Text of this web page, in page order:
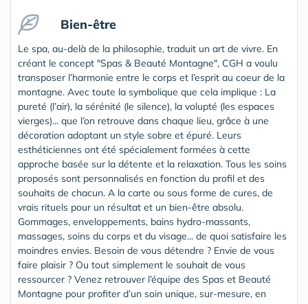
Bien-être
Le spa, au-delà de la philosophie, traduit un art de vivre. En
créant le concept "Spas & Beauté Montagne", CGH a voulu
transposer l’harmonie entre le corps et l’esprit au coeur de la
montagne. Avec toute la symbolique que cela implique : La
pureté (l’air), la sérénité (le silence), la volupté (les espaces
vierges)... que l’on retrouve dans chaque lieu, grâce à une
décoration adoptant un style sobre et épuré. Leurs
esthéticiennes ont été spécialement formées à cette
approche basée sur la détente et la relaxation. Tous les soins
proposés sont personnalisés en fonction du profil et des
souhaits de chacun. A la carte ou sous forme de cures, de
vrais rituels pour un résultat et un bien-être absolu.
Gommages, enveloppements, bains hydro-massants,
massages, soins du corps et du visage... de quoi satisfaire les
moindres envies. Besoin de vous détendre ? Envie de vous
faire plaisir ? Ou tout simplement le souhait de vous
ressourcer ? Venez retrouver l’équipe des Spas et Beauté
Montagne pour profiter d’un soin unique, sur-mesure, en